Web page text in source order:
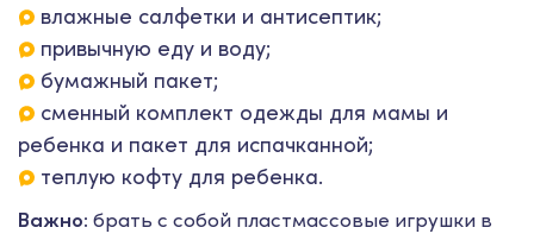
влажные салфетки и антисептик;
привычную еду и воду;
бумажный пакет;
сменный комплект одежды для мамы и
ребенка и пакет для испачканной;
теплую кофту для ребенка.
Важно: брать с собой пластмассовые игрушки в